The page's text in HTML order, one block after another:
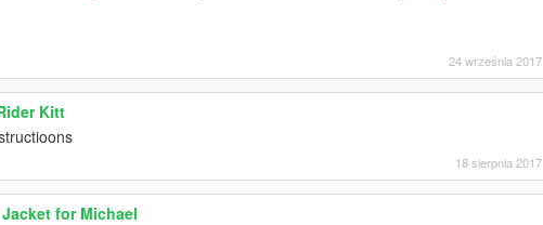
24 września 2017
Kitt
18 sierpnia 2017
for Michael